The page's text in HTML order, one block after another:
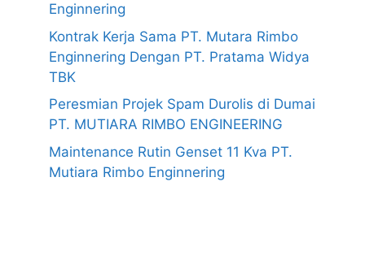
Enginnering
Kontrak Kerja Sama PT. Mutara Rimbo
Enginnering Dengan PT. Pratama Widya
TBK
Peresmian Projek Spam Durolis di Dumai
PT. MUTIARA RIMBO ENGINEERING
Maintenance Rutin Genset 11 Kva PT.
Mutiara Rimbo Enginnering